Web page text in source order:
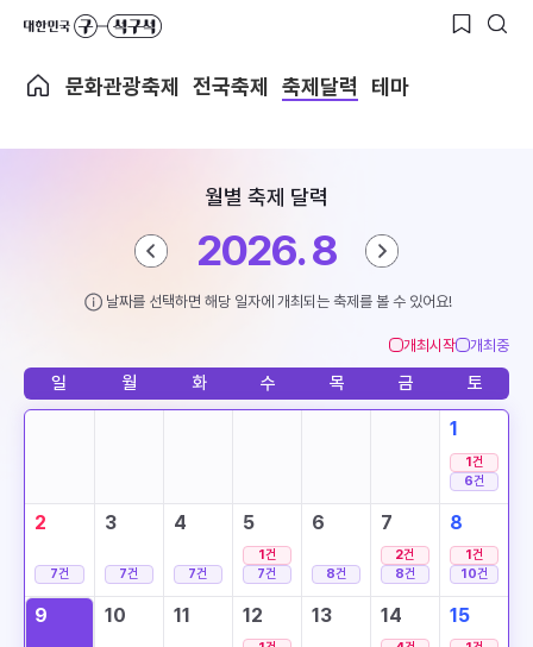
문화관광축제 전국축제 축제달력 테마
월별 축제 달력
2026. 8
날짜를 선택하면 해당 일자에 개최되는 축제를 볼 수 있어요!
개최시작 개최중
일 월 화 수 목 금 토
1
1건
6건
2
7건
3
7건
4
7건
5
1건
7건
6
8건
7
2건
8건
8
1건
10건
9 10 11 12 13 14 15